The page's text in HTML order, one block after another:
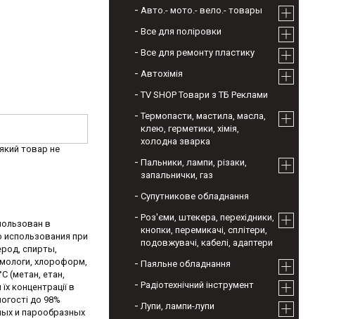
товар не
в
при
спирты,
хлороформ,
(метан, етан,
концентрації в
до 98%
и парообразных
Авто.- мото.- вело.- товары
Все для поліровки
Все для ремонту пластику
Автохімія
TV SHOP Товари з ТБ Реклами
Термопасти, мастила, масла,
клею, герметики, хімія,
холодна зварка
Пальники, лампи, різаки,
запальнички, газ
Супутникове обладнання
Роз'єми, штекера, перехідники,
кнопки, перемикачі, сплітери,
подовжувачі, кабелі, адаптери
Паяльне обладнання
Радіотехнічний інструмент
Лупи, лампи-лупи